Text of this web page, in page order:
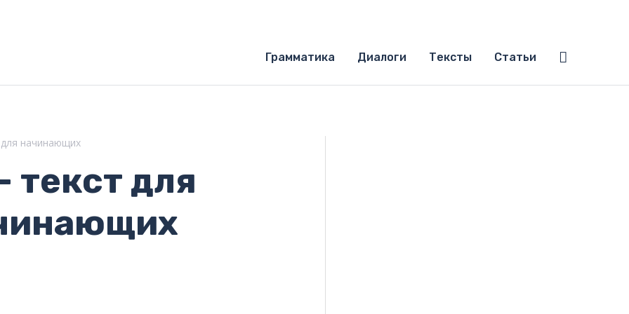
Грамматика Диалоги Тексты Статьи Поиск
начинающих
текст для